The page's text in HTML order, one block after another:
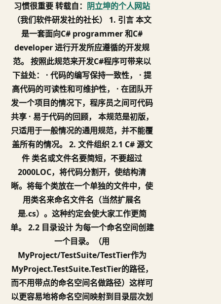
习惯很重要 转载自： 阴立坤的个人网站
（我们软件研发社的社长） 1. 引言 本文
是一套面向C# programmer 和C#
developer 进行开发所应遵循的开发规
范。 按照此规范来开发C#程序可带来以
下益处： · 代码的编写保持一致性， · 提
高代码的可读性和可维护性， · 在团队开
发一个项目的情况下，程序员之间可代码
共享 · 易于代码的回顾， 本规范是初版，
只适用于一般情况的通用规范，并不能覆
盖所有的情况。 2. 文件组织 2.1 C# 源文
件 类名或文件名要简短，不要超过
2000LOC，将代码分割开，使结构清
晰。将每个类放在一个单独的文件中，使
用类名来命名文件名（当然扩展名
是.cs）。这种约定会使大家工作更简
单。 2.2 目录设计 为每一个命名空间创建
一个目录。（用
MyProject/TestSuite/TestTier作为
MyProject.TestSuite.TestTier的路径，
而不用带点的命名空间名做路径）这样可
以更容易地将命名空间映射到目录层次划